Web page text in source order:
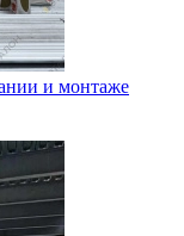
и монтаже